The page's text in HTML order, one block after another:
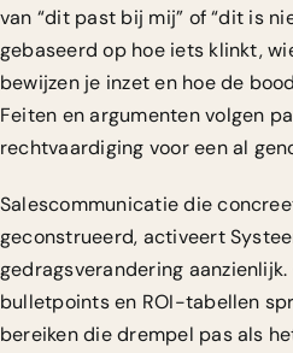
van “dit past bij mij” of “dit is
gebaseerd op hoe iets klinkt,
bewijzen je inzet en hoe de
Feiten en argumenten volgen
rechtvaardiging voor een al
Salescommunicatie die
geconstrueerd, activeert
gedragsverandering
bulletpoints en ROI-tabellen
bereiken die drempel pas als